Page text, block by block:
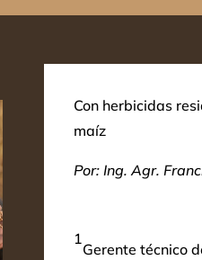
Con herbicidas
maíz
Por: Ing. Agr.
1
Gerente técnico